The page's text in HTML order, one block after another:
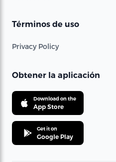
Términos de uso
Privacy Policy
Obtener la aplicación
Download on the
App Store
Get it on
Google Play